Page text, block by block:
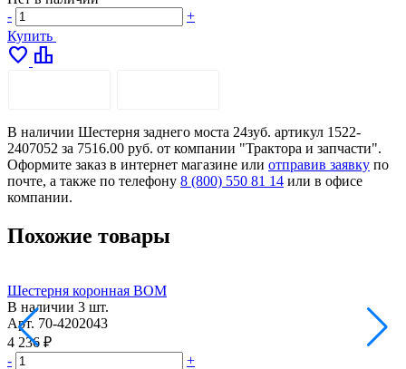
-
+
Купить
favorite leaderboard
В наличии Шестерня заднего моста 24зуб. артикул 1522-
2407052 за 7516.00 руб. от компании "Трактора и запчасти".
Оформите заказ в интернет магазине или отправив заявку по
почте, а также по телефону 8 (800) 550 81 14 или в офисе
компании.
Похожие товары
Шестерня коронная ВОМ
В наличии 3 шт.
Арт. 70-4202043
4 236 ₽
-
+